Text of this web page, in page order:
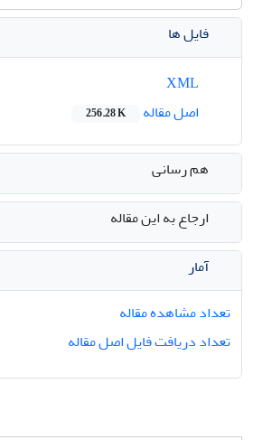
فایل ها
اصل مقاله
256.28 K
هم رسانی
ارجاع به این مقاله
آمار
تعداد مشاهده مقاله
تعداد دریافت فایل اصل مقاله